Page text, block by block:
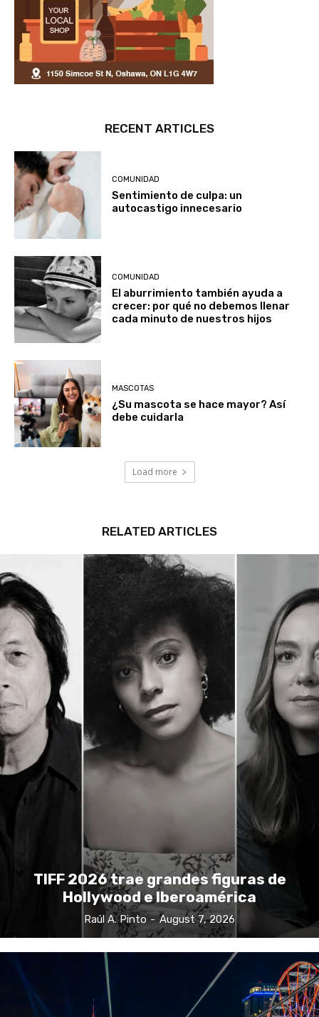
RECENT ARTICLES
COMUNIDAD
Sentimiento de culpa: un
autocastigo innecesario
COMUNIDAD
El aburrimiento también ayuda a
crecer: por qué no debemos llenar
cada minuto de nuestros hijos
MASCOTAS
¿Su mascota se hace mayor? Así
debe cuidarla
Load more
RELATED ARTICLES
TIFF 2026 trae grandes figuras de
Hollywood e Iberoamérica
Raúl A. Pinto - August 7, 2026